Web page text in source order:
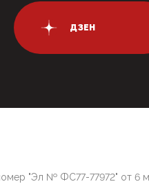
ДЗЕН
"Эл № ФС77-77972" от 6